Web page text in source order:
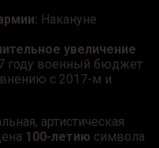
Накануне
увеличение
году военный бюджет
с 2017-м и
артистическая
100-летию символа